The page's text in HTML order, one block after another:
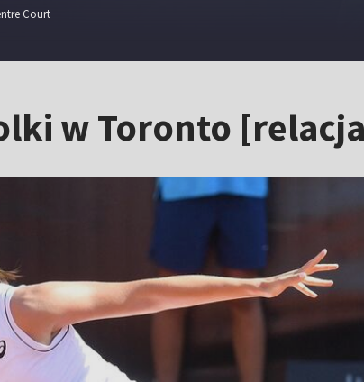
Court
w Toronto